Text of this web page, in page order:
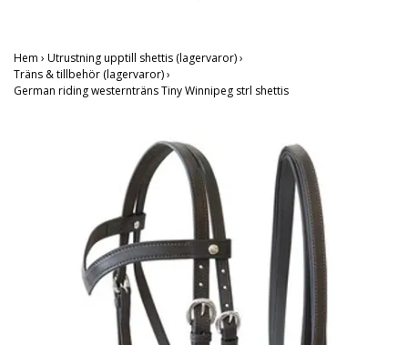
Hem › Utrustning upptill shettis (lagervaror)›
Träns & tillbehör (lagervaror)›
German riding westernträns Tiny Winnipeg strl shettis